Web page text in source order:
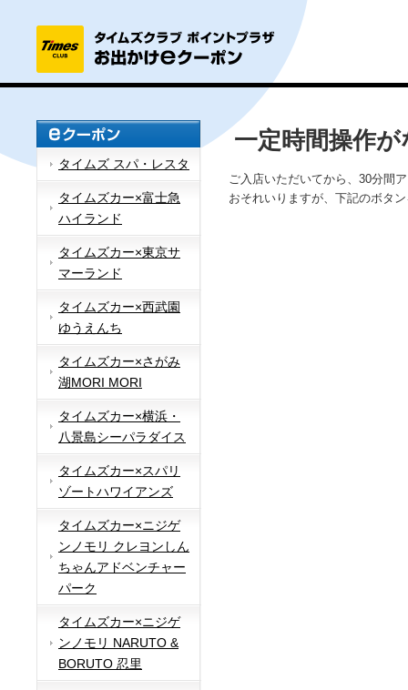
タイムズ スパ・レスタ
タイムズカー×富士急
ハイランド
タイムズカー×東京サ
マーランド
タイムズカー×西武園
ゆうえんち
タイムズカー×さがみ
湖MORI MORI
タイムズカー×横浜・
八景島シーパラダイス
タイムズカー×スパリ
ゾートハワイアンズ
タイムズカー×ニジゲ
ンノモリ クレヨンしん
ちゃんアドベンチャー
パーク
タイムズカー×ニジゲ
ンノモリ NARUTO &
BORUTO 忍里
一定時間操作
ご入店いただいてから、30分間
おそれいりますが、下記のボタ